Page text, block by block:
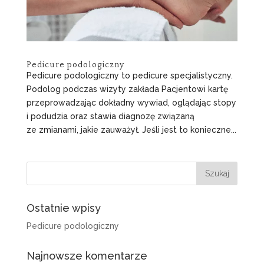
Pedicure podologiczny
Pedicure podologiczny to pedicure specjalistyczny.
Podolog podczas wizyty zakłada Pacjentowi kartę
przeprowadzając dokładny wywiad, oglądając stopy
i podudzia oraz stawia diagnozę związaną
ze zmianami, jakie zauważył. Jeśli jest to konieczne...
Ostatnie wpisy
Pedicure podologiczny
Najnowsze komentarze